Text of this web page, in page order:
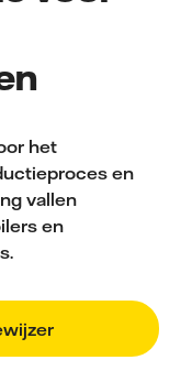
het
en
vallen
en